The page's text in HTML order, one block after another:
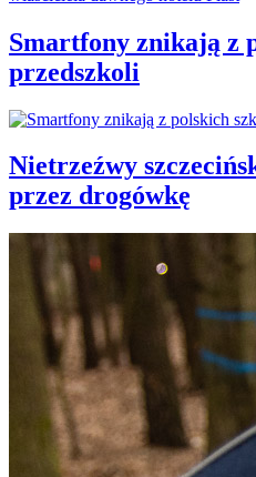
Smartfony znikają z
przedszkoli
Nietrzeźwy
przez drogówkę